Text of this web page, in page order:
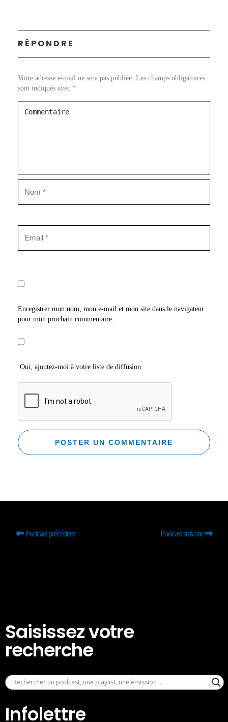
RÉPONDRE
Votre adresse e-mail ne sera pas publiée. Les champs obligatoires
sont indiqués avec *
Enregistrer mon nom, mon e-mail et mon site dans le navigateur
pour mon prochain commentaire.
Oui, ajoutez-moi à votre liste de diffusion.
Podcast précédent Podcast suivant
Saisissez votre
recherche
Infolettre